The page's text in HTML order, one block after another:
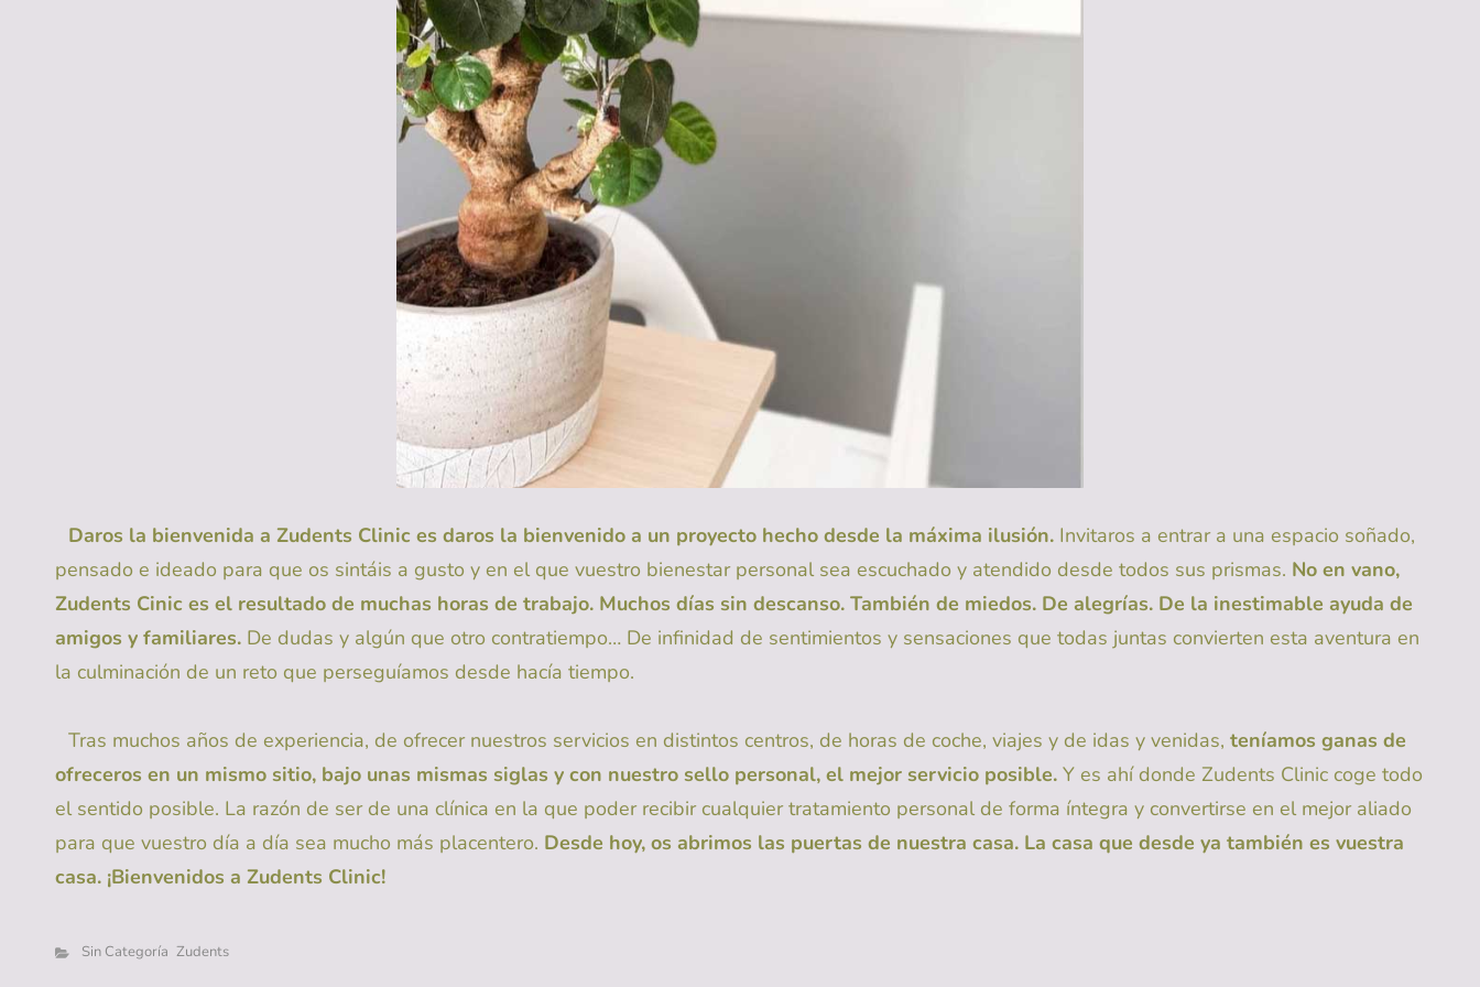
Daros la bienvenida a Zudents Clinic es daros la bienvenido a un proyecto hecho desde la máxima ilusión. Invitaros a entrar a una espacio soñado,
pensado e ideado para que os sintáis a gusto y en el que vuestro bienestar personal sea escuchado y atendido desde todos sus prismas. No en vano,
Zudents Cinic es el resultado de muchas horas de trabajo. Muchos días sin descanso. También de miedos. De alegrías. De la inestimable ayuda de
amigos y familiares. De dudas y algún que otro contratiempo… De infinidad de sentimientos y sensaciones que todas juntas convierten esta aventura en
la culminación de un reto que perseguíamos desde hacía tiempo.
Tras muchos años de experiencia, de ofrecer nuestros servicios en distintos centros, de horas de coche, viajes y de idas y venidas, teníamos ganas de
ofreceros en un mismo sitio, bajo unas mismas siglas y con nuestro sello personal, el mejor servicio posible. Y es ahí donde Zudents Clinic coge todo
el sentido posible. La razón de ser de una clínica en la que poder recibir cualquier tratamiento personal de forma íntegra y convertirse en el mejor aliado
para que vuestro día a día sea mucho más placentero. Desde hoy, os abrimos las puertas de nuestra casa. La casa que desde ya también es vuestra
casa. ¡Bienvenidos a Zudents Clinic!
Categorías
Sin Categoría Zudents